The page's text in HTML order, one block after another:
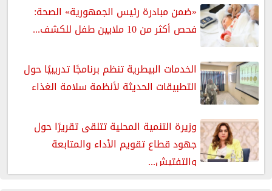
«ضمن مبادرة رئيس الجمهورية» الصحة:
فحص أكثر من 10 ملايين طفل للكشف...
الخدمات البيطرية تنظم برنامجًا تدريبيًا حول
التطبيقات الحديثة لأنظمة سلامة الغذاء
وزيرة التنمية المحلية تتلقى تقريرًا حول
جهود قطاع تقويم الأداء والمتابعة
والتفتيش...